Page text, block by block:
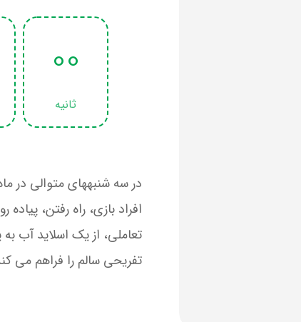
00
ثانیه
در سه شنبههای متوالی در
افراد بازی، راه رفتن،
تعاملی، از یک اسلاید آب
تفریحی سالم را فراهم می